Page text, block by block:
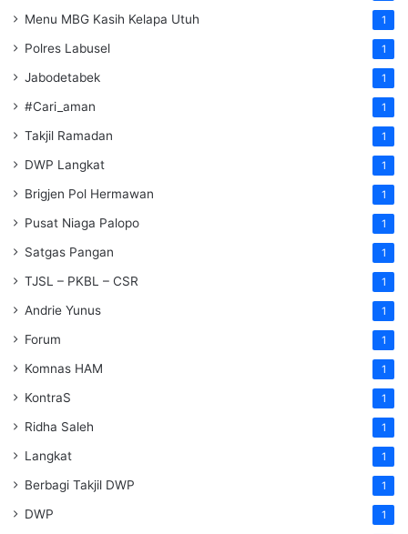
Menu MBG Kasih Kelapa Utuh 1
Polres Labusel 1
Jabodetabek 1
#Cari_aman 1
Takjil Ramadan 1
DWP Langkat 1
Brigjen Pol Hermawan 1
Pusat Niaga Palopo 1
Satgas Pangan 1
TJSL – PKBL – CSR 1
Andrie Yunus 1
Forum 1
Komnas HAM 1
KontraS 1
Ridha Saleh 1
Langkat 1
Berbagi Takjil DWP 1
DWP 1